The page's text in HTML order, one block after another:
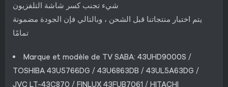
شيء تجنب كسر شاشة التلفزيون
يتم اختبار منتجاتنا قبل الشحن ، وبالتالي فإن الجودة مضمونة
تمامًا
Marque et modèle de TV SABA: 43UHD9000S /
TOSHIBA 43U5766DG / 43U6863DB / 43UL5A63DG /
JVC LT-43C870 / FINLUX 43FUB7061 / HITACHI